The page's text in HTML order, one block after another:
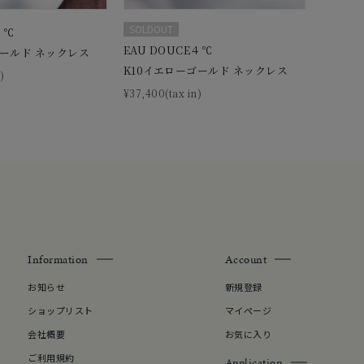
℃
ルド ネックレス
SOLDOUT
EAU DOUCE４℃
K10イエローゴールド ネックレス
¥37,400(tax in)
Information
お知らせ
ショップリスト
会社概要
ご利用規約
Account
新規登録
マイページ
お気に入り